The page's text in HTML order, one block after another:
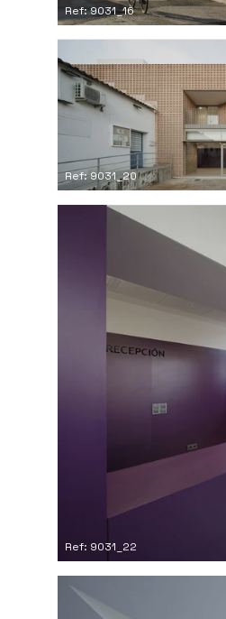
Ref: 9031_16
Ref: 9031_20
Ref: 9031_22